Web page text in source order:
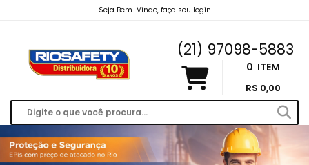
Seja Bem-Vindo, faça seu login
(21) 97098-5883
0 ITEM
R$ 0,00